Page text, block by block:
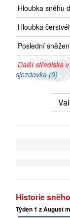
Hloubka sněhu
Hloubka
Poslední
Další střediska
sjezdovka (0)
Historie
Týden 1 z August